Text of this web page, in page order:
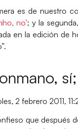
es de nuestro
no’; y la
en la edición de
2 febrero 2011,
que después